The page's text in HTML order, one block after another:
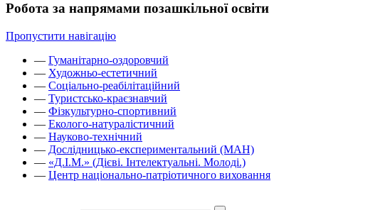
Робота за напрямами позашкільної освіти
Пропустити навігацію
— Гуманітарно-оздоровчий
— Художньо-естетичний
— Соціально-реабілітаційний
— Туристсько-краєзнавчий
— Фізкультурно-спортивний
— Еколого-натуралістичний
— Науково-технічний
— Дослідницько-експериментальний (МАН)
— «Д.І.М.» (Дієві. Інтелектуальні. Молоді.)
— Центр національно-патріотичного виховання